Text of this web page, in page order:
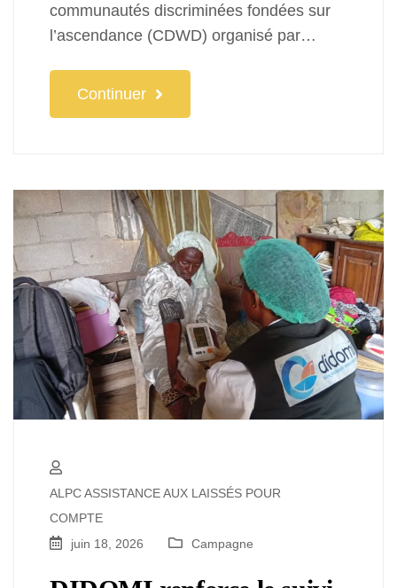
communautés discriminées fondées sur
l’ascendance (CDWD) organisé par…
Continuer
ALPC ASSISTANCE AUX LAISSÉS POUR
COMPTE
juin 18, 2026
Campagne